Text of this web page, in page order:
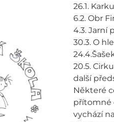
26.1.
6.2. Obr
4.3. Jarní
30.3. O
20.5.
další
Některé
přítomné
vychází